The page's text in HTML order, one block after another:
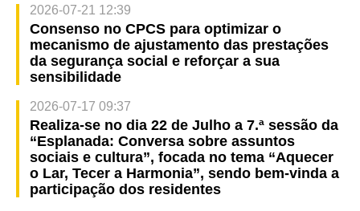
2026-07-21 12:39
Consenso no CPCS para optimizar o
mecanismo de ajustamento das prestações
da segurança social e reforçar a sua
sensibilidade
2026-07-17 09:37
Realiza-se no dia 22 de Julho a 7.ª sessão da
“Esplanada: Conversa sobre assuntos
sociais e cultura”, focada no tema “Aquecer
o Lar, Tecer a Harmonia”, sendo bem-vinda a
participação dos residentes